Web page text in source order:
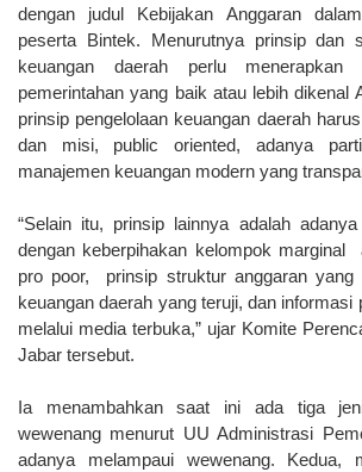
dengan judul Kebijakan Anggaran
peserta Bintek. Menurutnya prinsip dan
keuangan daerah perlu menerapkan
pemerintahan yang baik atau lebih dikenal
prinsip pengelolaan keuangan daerah
dan misi, public oriented, adanya
manajemen keuangan modern yang
“Selain itu, prinsip lainnya adalah
dengan keberpihakan kelompok marginal
pro poor, prinsip struktur anggaran yang
keuangan daerah yang teruji, dan informasi
melalui media terbuka,” ujar Komite
Jabar tersebut.
Ia menambahkan saat ini ada tiga
wewenang menurut UU Administrasi
adanya melampaui wewenang. Kedua,